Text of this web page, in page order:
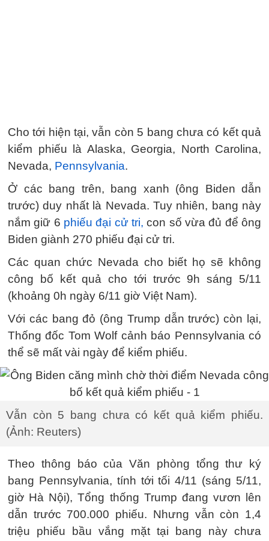
Cho tới hiện tại, vẫn còn 5 bang chưa có kết quả
kiểm phiếu là Alaska, Georgia, North Carolina,
Nevada, Pennsylvania.
Ở các bang trên, bang xanh (ông Biden dẫn
trước) duy nhất là Nevada. Tuy nhiên, bang này
nắm giữ 6 phiếu đại cử tri, con số vừa đủ để ông
Biden giành 270 phiếu đại cử tri.
Các quan chức Nevada cho biết họ sẽ không
công bố kết quả cho tới trước 9h sáng 5/11
(khoảng 0h ngày 6/11 giờ Việt Nam).
Với các bang đỏ (ông Trump dẫn trước) còn lại,
Thống đốc Tom Wolf cảnh báo Pennsylvania có
thể sẽ mất vài ngày để kiểm phiếu.
Vẫn còn 5 bang chưa có kết quả kiểm phiếu.
(Ảnh: Reuters)
Theo thông báo của Văn phòng tổng thư ký
bang Pennsylvania, tính tới tối 4/11 (sáng 5/11,
giờ Hà Nội), Tổng thống Trump đang vươn lên
dẫn trước 700.000 phiếu. Nhưng vẫn còn 1,4
triệu phiếu bầu vắng mặt tại bang này chưa